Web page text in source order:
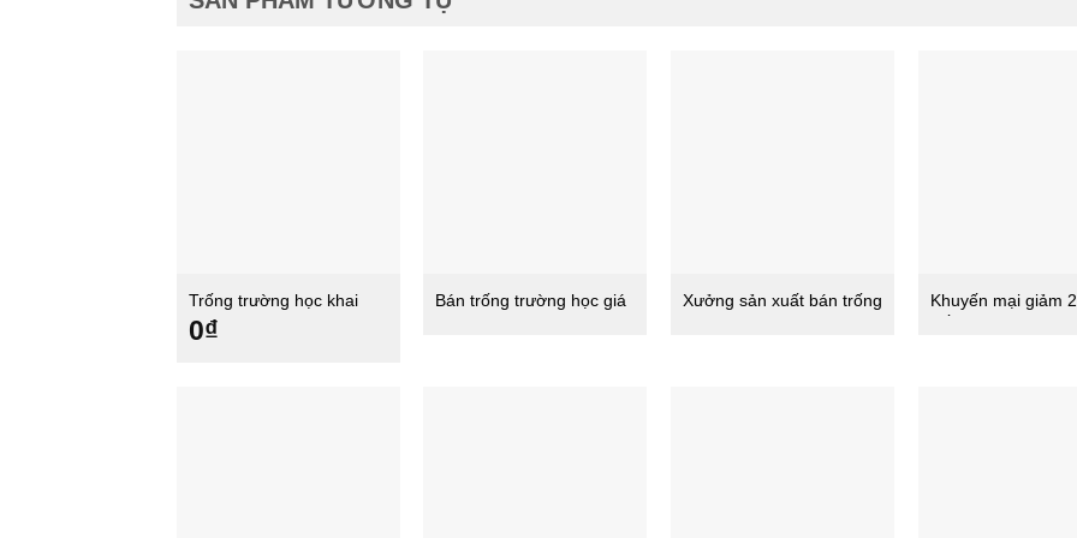
Trống trường học khai
giảng năm học mới
0₫
Bán trống trường học giá
Xưởng sản xuất bán trống
Khuyến mại giảm
trống trường học